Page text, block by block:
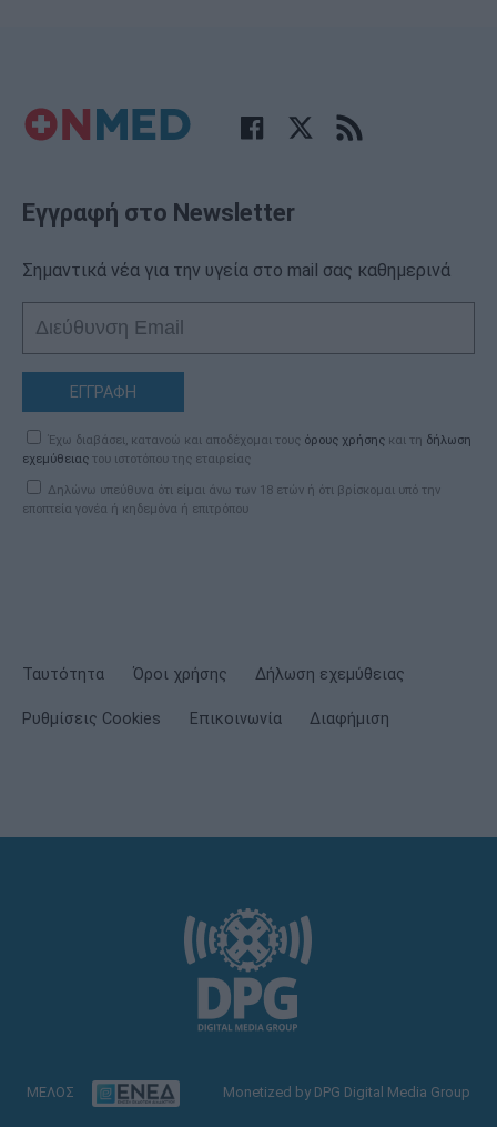
Εγγραφή στο Newsletter
Σημαντικά νέα για την υγεία στο mail σας καθημερινά
ΕΓΓΡΑΦΗ
Έχω διαβάσει, κατανοώ και αποδέχομαι τους όρους χρήσης και τη δήλωση
εχεμύθειας του ιστοτόπου της εταιρείας
Δηλώνω υπεύθυνα ότι είμαι άνω των 18 ετών ή ότι βρίσκομαι υπό την
εποπτεία γονέα ή κηδεμόνα ή επιτρόπου
Ταυτότητα Όροι χρήσης Δήλωση εχεμύθειας
Ρυθμίσεις Cookies Επικοινωνία Διαφήμιση
ΜΕΛΟΣ Monetized by DPG Digital Media Group